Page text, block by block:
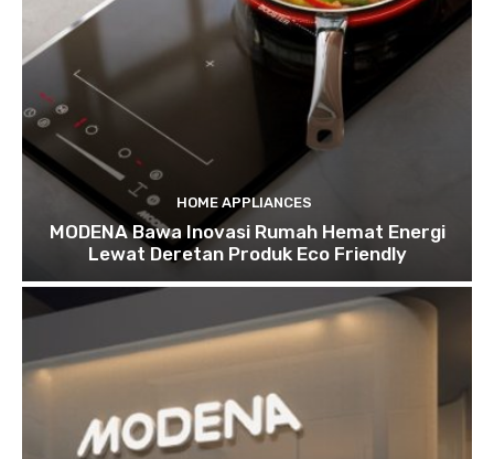
HOME APPLIANCES
MODENA Bawa Inovasi Rumah Hemat Energi
Lewat Deretan Produk Eco Friendly